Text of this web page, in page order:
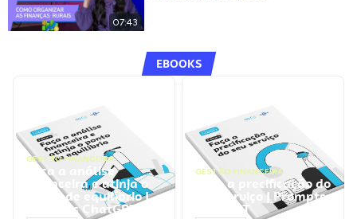
07:43
EBOOKS
GESTÃO FINANCEIRA
Faça a análise
financeira e atinja o
ponto de equilíbrio |
Prompts ChatGPT
GESTÃO FINANCEIRA
Faça a precificação do
seu serviço | Prompts
ChatGPT